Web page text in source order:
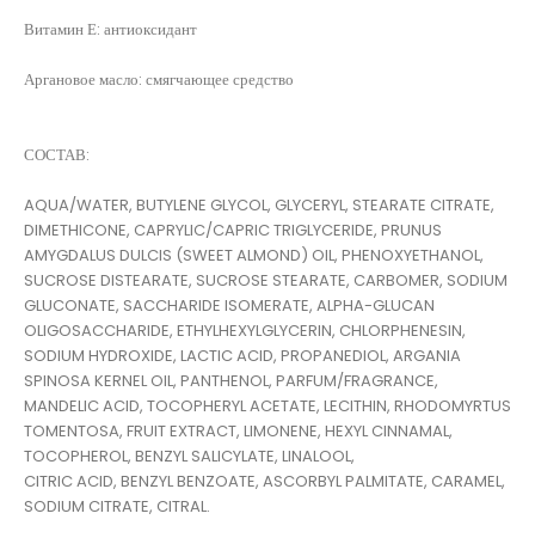
Витамин Е: антиоксидант
Аргановое масло: смягчающее средство
СОСТАВ:
AQUA/WATER, BUTYLENE GLYCOL, GLYCERYL, STEARATE CITRATE,
DIMETHICONE, CAPRYLIC/CAPRIC TRIGLYCERIDE, PRUNUS
AMYGDALUS DULCIS (SWEET ALMOND) OIL, PHENOXYETHANOL,
SUCROSE DISTEARATE, SUCROSE STEARATE, CARBOMER, SODIUM
GLUCONATE, SACCHARIDE ISOMERATE, ALPHA-GLUCAN
OLIGOSACCHARIDE, ETHYLHEXYLGLYCERIN, CHLORPHENESIN,
SODIUM HYDROXIDE, LACTIC ACID, PROPANEDIOL, ARGANIA
SPINOSA KERNEL OIL, PANTHENOL, PARFUM/FRAGRANCE,
MANDELIC ACID, TOCOPHERYL ACETATE, LECITHIN, RHODOMYRTUS
TOMENTOSA, FRUIT EXTRACT, LIMONENE, HEXYL CINNAMAL,
TOCOPHEROL, BENZYL SALICYLATE, LINALOOL,
CITRIC ACID, BENZYL BENZOATE, ASCORBYL PALMITATE, CARAMEL,
SODIUM CITRATE, CITRAL.